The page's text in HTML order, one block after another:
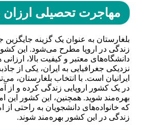
مهاجرت تحصیلی ارزان
بلغارستان به عنوان یک گزینه
زندگی در اروپا مطرح می‌شود. این
دانشگاه‌های معتبر و کیفیت بالا،
نزدیکی جغرافیایی به ایران، یکی از
ایرانیان است. با انتخاب بلغارستان،
در یک کشور اروپایی زندگی کرده و از
بهره‌مند شوید. همچنین، این کشور این
که خانواده‌های دانشجویان به راحتی از
زندگی در این کشور بهره‌مند شوند.